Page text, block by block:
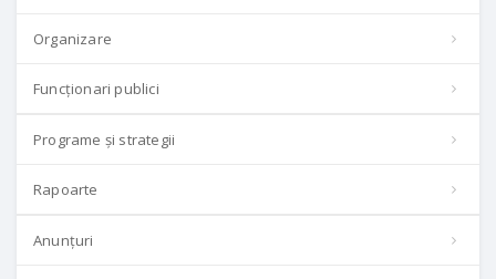
Organizare
Funcționari publici
Programe și strategii
Rapoarte
Anunțuri